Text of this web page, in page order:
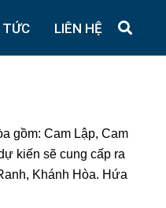
LIÊN HỆ
gồm: Cam Lập, Cam
kiến sẽ cung cấp ra
Khánh Hòa. Hứa